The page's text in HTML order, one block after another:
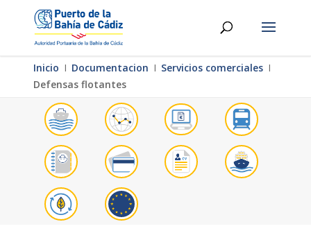
Inicio Ι Documentacion Ι Servicios comerciales Ι
Defensas flotantes